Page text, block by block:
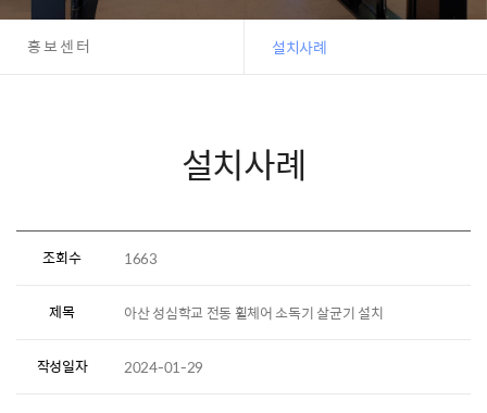
홍보센터 설치사례
설치사례
조회수 1663
제목 아산 성심학교 전동 휠체어 소독기 살균기 설치
작성일자 2024-01-29